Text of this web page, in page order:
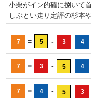
小栗がイン的確に捌いて
しぶとい走り定評の杉本
7 = 5 - 3 4
7 = 3 - 5 4
7 = 4 - 5 3